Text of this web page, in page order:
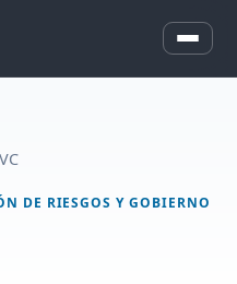
DE RIESGOS Y GOBIERNO